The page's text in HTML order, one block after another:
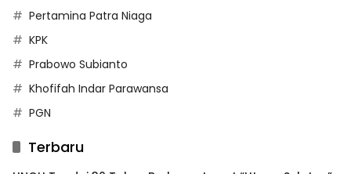
Pertamina Patra Niaga
KPK
Prabowo Subianto
Khofifah Indar Parawansa
PGN
Terbaru